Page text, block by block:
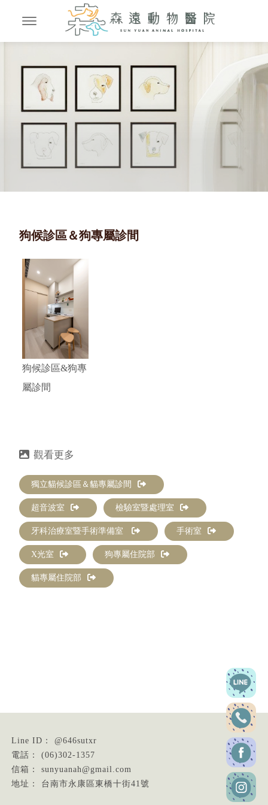
狗候診區＆狗專屬診間
狗候診區&狗專
屬診間
獨立貓候診區＆貓專屬診間
超音波室 檢驗室暨處理室
牙科治療室暨手術準備室 手術室
X光室 狗專屬住院部
貓專屬住院部
@646sutxr
(06)302-1357
sunyuanah@gmail.com
台南市永康區東橋十街41號